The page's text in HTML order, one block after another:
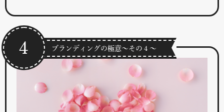
ブランディングの極意～その４～
４